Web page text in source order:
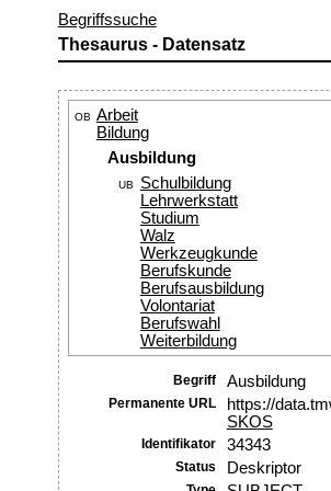
Begriffssuche
Thesaurus - Datensatz
OB Arbeit
Bildung
Ausbildung
UB
Schulbildung
Lehrwerkstatt
Studium
Walz
Werkzeugkunde
Berufskunde
Berufsausbildung
Volontariat
Berufswahl
Weiterbildung
Begriff Ausbildung
Permanente URL
https://
SKOS
Identifikator 34343
Status Deskriptor